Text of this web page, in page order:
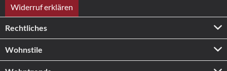
Widerruf erklären
Rechtliches
Wohnstile